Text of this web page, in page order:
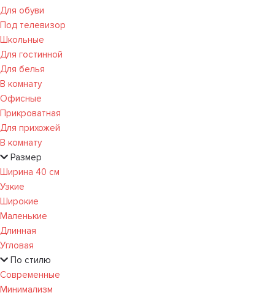
Для обуви
Под телевизор
Школьные
Для гостинной
Для белья
В комнату
Офисные
Прикроватная
Для прихожей
В комнату
Размер
Ширина 40 см
Узкие
Широкие
Маленькие
Длинная
Угловая
По стилю
Современные
Минимализм